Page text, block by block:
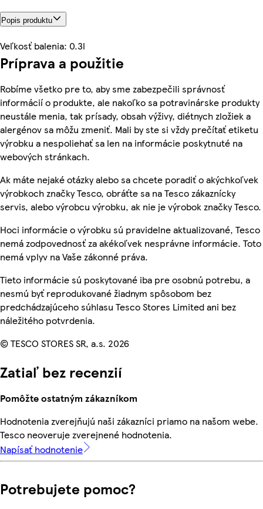
Popis produktu
Veľkosť balenia: 0.3l
Príprava a použitie
Robíme všetko pre to, aby sme zabezpečili správnosť
informácií o produkte, ale nakoľko sa potravinárske produkty
neustále menia, tak prísady, obsah výživy, diétnych zložiek a
alergénov sa môžu zmeniť. Mali by ste si vždy prečítať etiketu
výrobku a nespoliehať sa len na informácie poskytnuté na
webových stránkach.
Ak máte nejaké otázky alebo sa chcete poradiť o akýchkoľvek
výrobkoch značky Tesco, obráťte sa na Tesco zákaznícky
servis, alebo výrobcu výrobku, ak nie je výrobok značky Tesco.
Hoci informácie o výrobku sú pravidelne aktualizované, Tesco
nemá zodpovednosť za akékoľvek nesprávne informácie. Toto
nemá vplyv na Vaše zákonné práva.
Tieto informácie sú poskytované iba pre osobnú potrebu, a
nesmú byť reprodukované žiadnym spôsobom bez
predchádzajúceho súhlasu Tesco Stores Limited ani bez
náležitého potvrdenia.
© TESCO STORES SR, a.s. 2026
Zatiaľ bez recenzií
Pomôžte ostatným zákazníkom
Hodnotenia zverejňujú naši zákazníci priamo na našom webe.
Tesco neoveruje zverejnené hodnotenia.
Napísať hodnotenie
Potrebujete pomoc?